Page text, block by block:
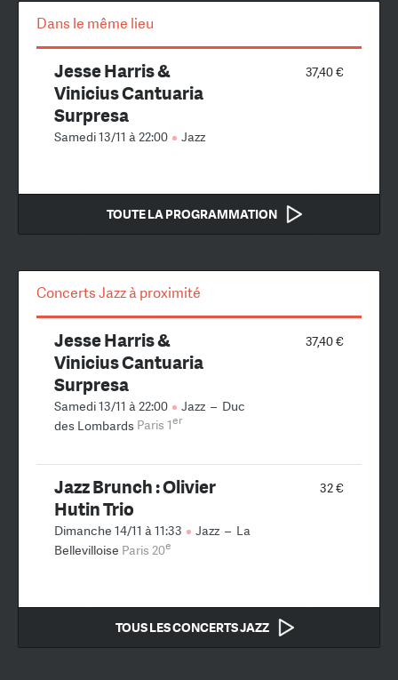
Dans le même lieu
37,40 €
Jesse Harris &
Vinicius Cantuaria
Surpresa
Samedi 13/11 à 22:00 Jazz
TOUTE LA PROGRAMMATION
Concerts Jazz à proximité
37,40 €
Jesse Harris &
Vinicius Cantuaria
Surpresa
Samedi 13/11 à 22:00 Jazz – Duc
des Lombards Paris 1er
32 €
Jazz Brunch : Olivier
Hutin Trio
Dimanche 14/11 à 11:33 Jazz – La
Bellevilloise Paris 20e
TOUS LES CONCERTS JAZZ